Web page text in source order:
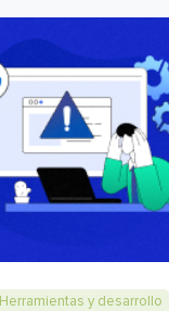
Herramientas y desarrollo